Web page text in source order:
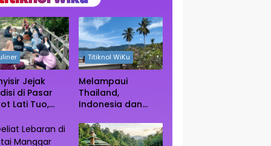
Jejak
di Pasar
Lati Tuo,
Rimba
Paser
Titiknol WiKu
Melampaui
Thailand,
Indonesia dan
Primadona Wisata
Autentik Dunia